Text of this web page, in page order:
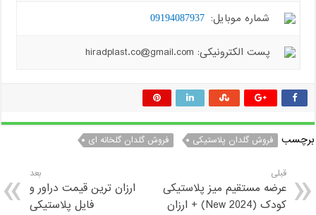
شماره موبایل: 09194087937
پست الکترونیکی: hiradplast.co@gmail.com
برچسب فروش گلدان پلاستیکی فروش گلدان گلخانه ای
قبلی
عرضه مستقیم میز پلاستیکی
کودک (2024 New) + ارزان
بعد
ارزان ترین قیمت دراور و
فایل پلاستیکی